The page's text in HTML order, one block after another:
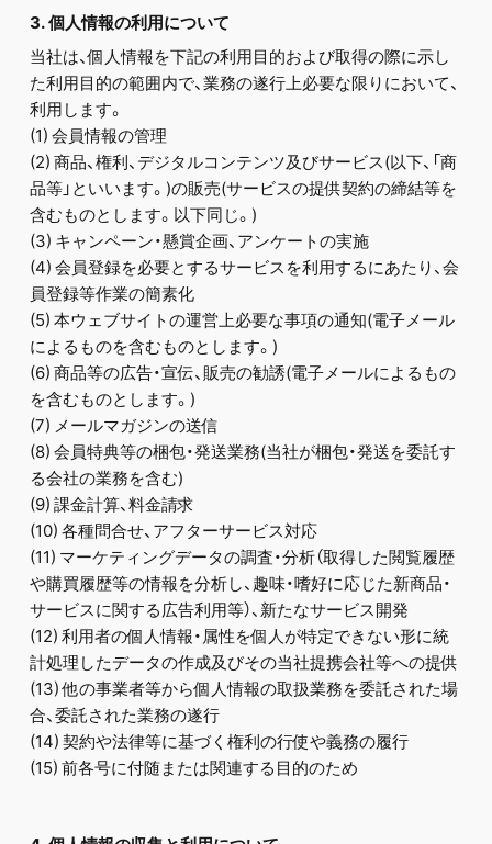
3. 個人情報の利用について
当社は、個人情報を下記の利用目的および取得の際に示し
た利用目的の範囲内で、業務の遂行上必要な限りにおいて、
利用します。
(1) 会員情報の管理
(2) 商品、権利、デジタルコンテンツ及びサービス(以下、「商
品等」といいます。)の販売(サービスの提供契約の締結等を
含むものとします。以下同じ。)
(3) キャンペーン・懸賞企画、アンケートの実施
(4) 会員登録を必要とするサービスを利用するにあたり、会
員登録等作業の簡素化
(5) 本ウェブサイトの運営上必要な事項の通知(電子メール
によるものを含むものとします。)
(6) 商品等の広告・宣伝、販売の勧誘(電子メールによるもの
を含むものとします。)
(7) メールマガジンの送信
(8) 会員特典等の梱包・発送業務(当社が梱包・発送を委託す
る会社の業務を含む)
(9) 課金計算、料金請求
(10) 各種問合せ、アフターサービス対応
(11) マーケティングデータの調査・分析（取得した閲覧履歴
や購買履歴等の情報を分析し、趣味・嗜好に応じた新商品・
サービスに関する広告利用等）、新たなサービス開発
(12) 利用者の個人情報・属性を個人が特定できない形に統
計処理したデータの作成及びその当社提携会社等への提供
(13) 他の事業者等から個人情報の取扱業務を委託された場
合、委託された業務の遂行
(14) 契約や法律等に基づく権利の行使や義務の履行
(15) 前各号に付随または関連する目的のため